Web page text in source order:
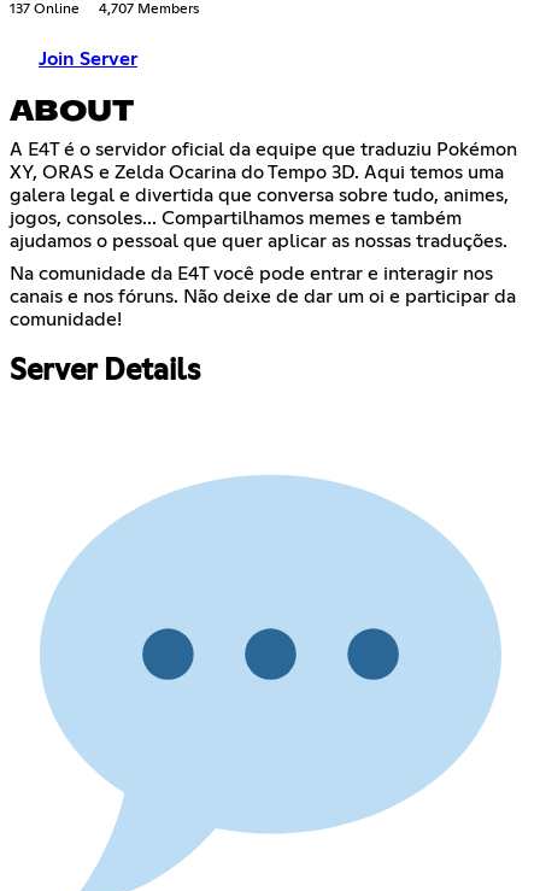
137 Online 4,707 Members
Join Server
ABOUT
A E4T é o servidor oficial da equipe que traduziu Pokémon
XY, ORAS e Zelda Ocarina do Tempo 3D. Aqui temos uma
galera legal e divertida que conversa sobre tudo, animes,
jogos, consoles... Compartilhamos memes e também
ajudamos o pessoal que quer aplicar as nossas traduções.
Na comunidade da E4T você pode entrar e interagir nos
canais e nos fóruns. Não deixe de dar um oi e participar da
comunidade!
Server Details